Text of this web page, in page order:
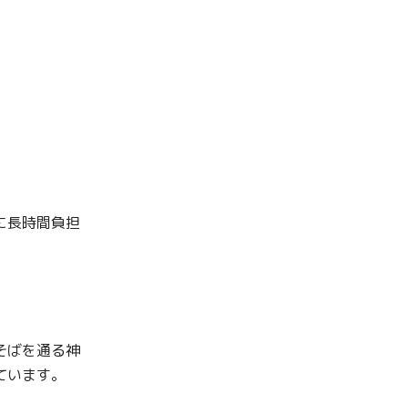
長時間負担
ばを通る神
ます。